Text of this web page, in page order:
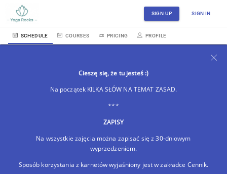
SIGN UP SIGN IN
SCHEDULE COURSES PRICING PROFILE
Cieszę się, że tu jesteś :)
Na początek KILKA SŁÓW NA TEMAT ZASAD.
***
ZAPISY
Na wszystkie zajęcia można zapisać się z 30-dniowym
wyprzedzeniem.
Sposób korzystania z karnetów wyjaśniony jest w zakładce Cennik.